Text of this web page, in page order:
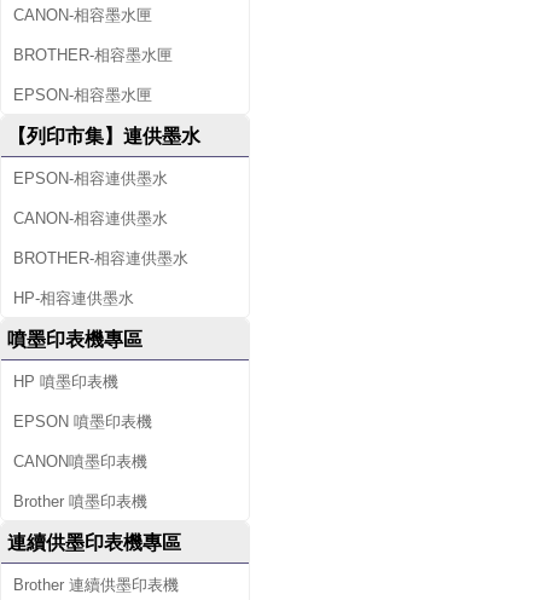
CANON-相容墨水匣
BROTHER-相容墨水匣
EPSON-相容墨水匣
【列印市集】連供墨水
EPSON-相容連供墨水
CANON-相容連供墨水
BROTHER-相容連供墨水
HP-相容連供墨水
噴墨印表機專區
HP 噴墨印表機
EPSON 噴墨印表機
CANON噴墨印表機
Brother 噴墨印表機
連續供墨印表機專區
Brother 連續供墨印表機